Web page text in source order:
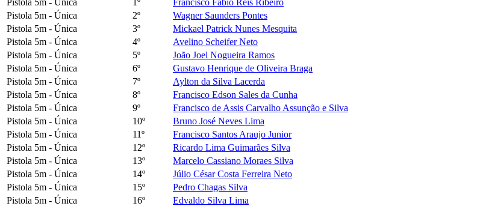
Pistola 5m - Única
2º Wagner Saunders Pontes
Pistola 5m - Única
3º Mickael Patrick Nunes Mesquita
Pistola 5m - Única
4º Avelino Scheifer Neto
Pistola 5m - Única
5º João Joel Nogueira Ramos
Pistola 5m - Única
6º Gustavo Henrique de Oliveira Braga
Pistola 5m - Única
7º Aylton da Silva Lacerda
Pistola 5m - Única
8º Francisco Edson Sales da Cunha
Pistola 5m - Única
9º Francisco de Assis Carvalho Assunção e Silva
Pistola 5m - Única
10º Bruno José Neves Lima
Pistola 5m - Única
11º Francisco Santos Araujo Junior
Pistola 5m - Única
12º Ricardo Lima Guimarães Silva
Pistola 5m - Única
13º Marcelo Cassiano Moraes Silva
Pistola 5m - Única
14º Júlio César Costa Ferreira Neto
Pistola 5m - Única
15º Pedro Chagas Silva
Pistola 5m - Única
16º Edvaldo Silva Lima